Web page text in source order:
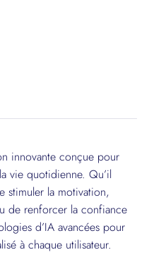
innovante conçue pour
vie quotidienne. Qu’il
stimuler la motivation,
de renforcer la confiance
d’IA avancées pour
à chaque utilisateur.